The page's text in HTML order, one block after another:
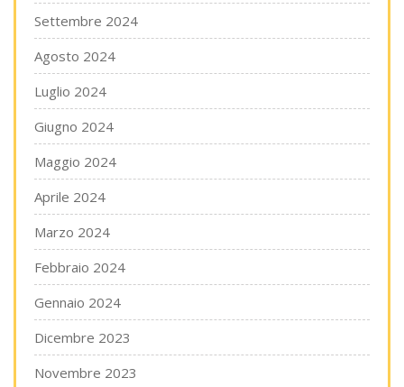
Settembre 2024
Agosto 2024
Luglio 2024
Giugno 2024
Maggio 2024
Aprile 2024
Marzo 2024
Febbraio 2024
Gennaio 2024
Dicembre 2023
Novembre 2023